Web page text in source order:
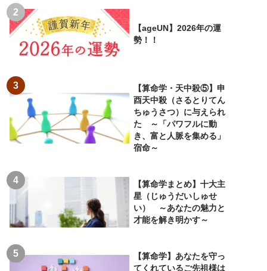
【ageUN】2026年の運
勢！！
【算命学・天中殺⑤】申
酉天中殺（さるとりてん
ちゅうさつ）に与えられ
た ～「パワフルに動
き、富と人脈を集める」
宿命～
【算命学まとめ】十大主
星（じゅうだいしゅせ
い） ～あなたの魅力と
才能を解き明かす～
【算命学】あなたを守っ
てくれているご先祖様は